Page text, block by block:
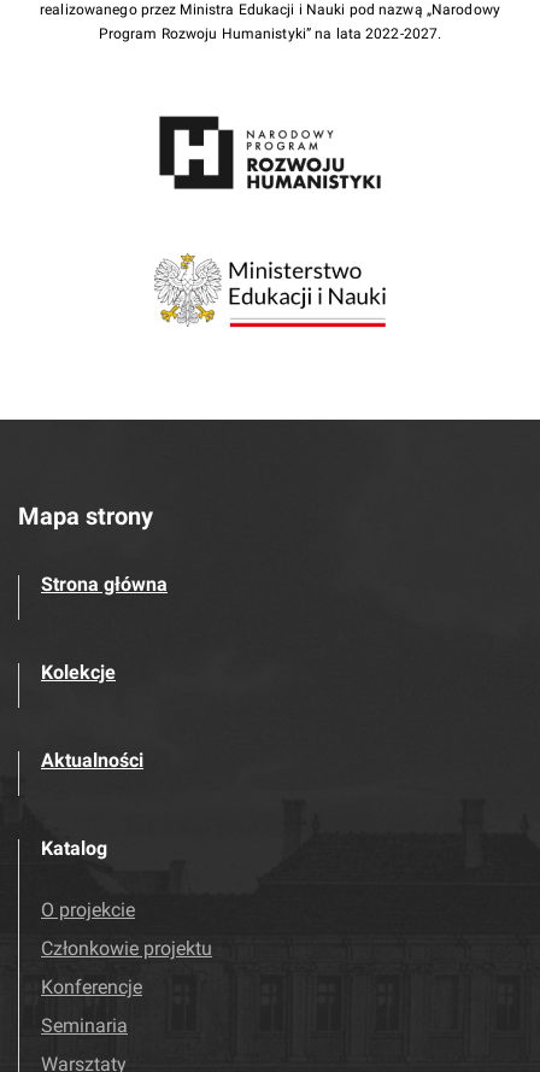
realizowanego przez Ministra Edukacji i Nauki pod nazwą „Narodowy
Program Rozwoju Humanistyki” na lata 2022-2027.
Mapa strony
Strona główna
Kolekcje
Aktualności
Katalog
O projekcie
Członkowie projektu
Konferencje
Seminaria
Warsztaty